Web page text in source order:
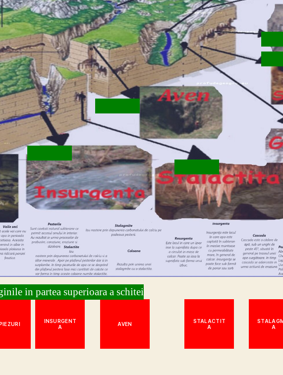
INSURGENT
A
AVEN
STALACTIT
A
A
in partea superioara a schitei